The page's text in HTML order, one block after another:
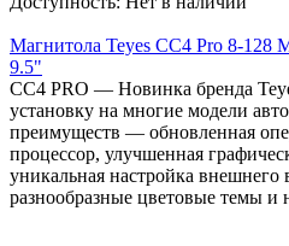
Магнитола Teyes CC4 Pro 8-128
9.5"
СС4 PRO — Новинка бренда
установку на многие модели
преимуществ — обновленная
процессор, улучшенная
уникальная настройка внешнего
разнообразные цветовые темы и